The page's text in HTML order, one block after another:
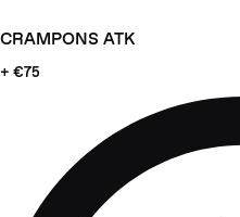
CRAMPONS ATK
+ €75